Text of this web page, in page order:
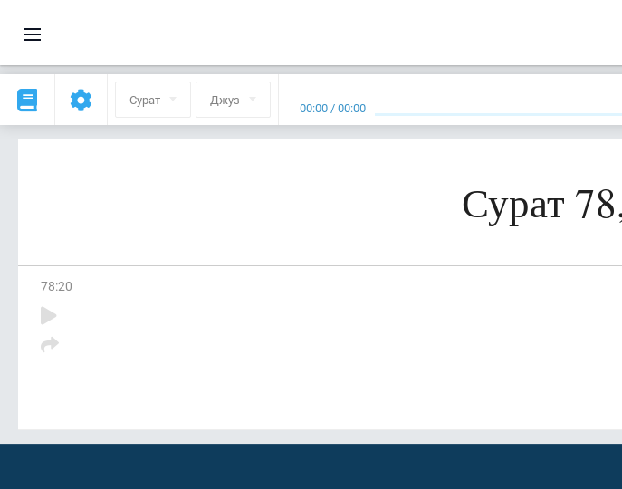
Сурат Джуз 00:00 /00:00
Сурат
78:20